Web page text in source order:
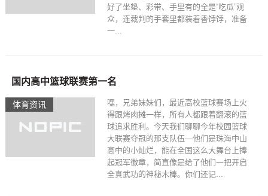
好了坐垫、彩带、手里有的全是“吃瓜”观
众，连裁判的手套里都装着香饽饽，准备
一...
体育资讯
国内高中篮球联赛第一名
嘿，兄弟妹妹们，最近高校篮球赛场上火
得跟烤肉摊一样，所有人都跟着翻滚的篮
球追求胜利。今天我们聊聊今年校园篮球
大联赛夺冠的那支队伍—他们是珠海中山
高中的小灿烂，能在全国这么大舞台上捧
起冠军徽章，简直像是给了他们一把开启
全真武功的神秘木棒。你们还记...